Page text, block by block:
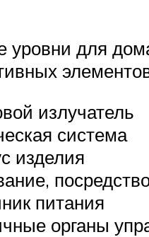
уровни для
излучатель
система
изделия
питания
органы